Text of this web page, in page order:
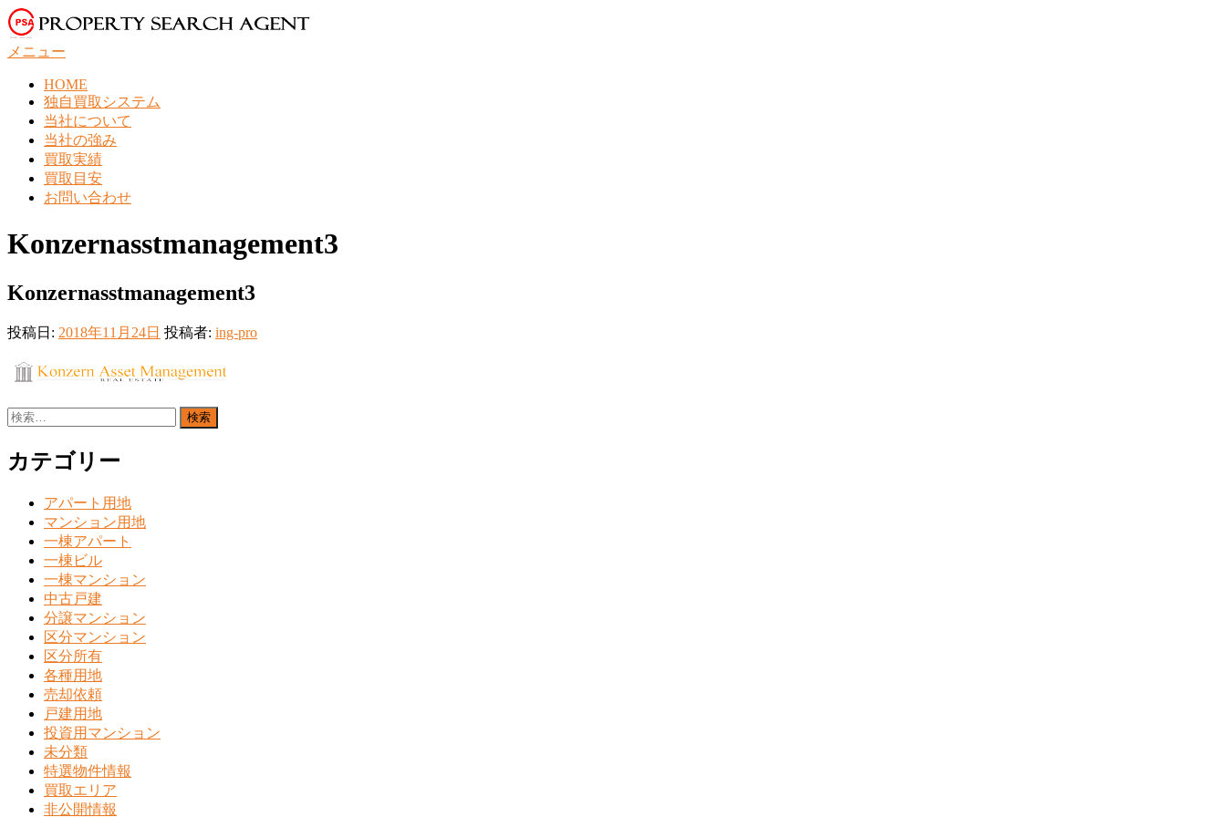
コ
ン
テ
メニュー
HOME
独自買取システム
当社について
当社の強み
買取実績
買取目安
お問い合わせ
Konzernasstmanagement3
Konzernasstmanagement3
投稿日: 2018年11月24日 投稿者: ing-pro
検
カテゴリー
アパート用地
マンション用地
一棟アパート
一棟ビル
一棟マンション
中古戸建
分譲マンション
区分マンション
区分所有
各種用地
売却依頼
戸建用地
投資用マンション
未分類
特選物件情報
買取エリア
非公開情報